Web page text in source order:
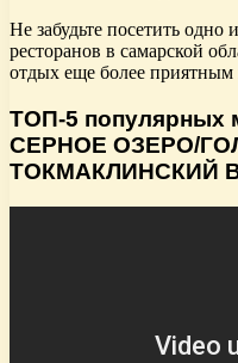
Не забудьте посетить одно
ресторанов в самарской
отдых еще более
ТОП-5 популярных
СЕРНОЕ ОЗЕРО/
ТОКМАКЛИНСКИЙ